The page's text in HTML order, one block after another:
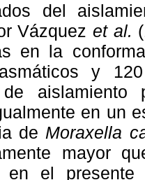
del
Vázquez et al.
en la
y
de
en un
de Moraxella
mayor
en el